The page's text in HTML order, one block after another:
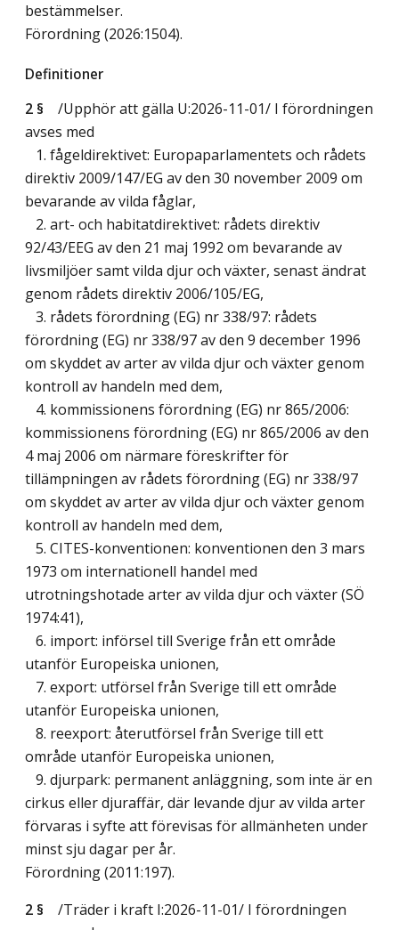
bestämmelser.
Förordning (2026:1504).
Definitioner
2 §
/Upphör att gälla U:2026-11-01/ I förordningen
avses med
1. fågeldirektivet: Europaparlamentets och rådets
direktiv 2009/147/EG av den 30 november 2009 om
bevarande av vilda fåglar,
2. art- och habitatdirektivet: rådets direktiv
92/43/EEG av den 21 maj 1992 om bevarande av
livsmiljöer samt vilda djur och växter, senast ändrat
genom rådets direktiv 2006/105/EG,
3. rådets förordning (EG) nr 338/97: rådets
förordning (EG) nr 338/97 av den 9 december 1996
om skyddet av arter av vilda djur och växter genom
kontroll av handeln med dem,
4. kommissionens förordning (EG) nr 865/2006:
kommissionens förordning (EG) nr 865/2006 av den
4 maj 2006 om närmare föreskrifter för
tillämpningen av rådets förordning (EG) nr 338/97
om skyddet av arter av vilda djur och växter genom
kontroll av handeln med dem,
5. CITES-konventionen: konventionen den 3 mars
1973 om internationell handel med
utrotningshotade arter av vilda djur och växter (SÖ
1974:41),
6. import: införsel till Sverige från ett område
utanför Europeiska unionen,
7. export: utförsel från Sverige till ett område
utanför Europeiska unionen,
8. reexport: återutförsel från Sverige till ett
område utanför Europeiska unionen,
9. djurpark: permanent anläggning, som inte är en
cirkus eller djuraffär, där levande djur av vilda arter
förvaras i syfte att förevisas för allmänheten under
minst sju dagar per år.
Förordning (2011:197).
2 §
/Träder i kraft I:2026-11-01/ I förordningen